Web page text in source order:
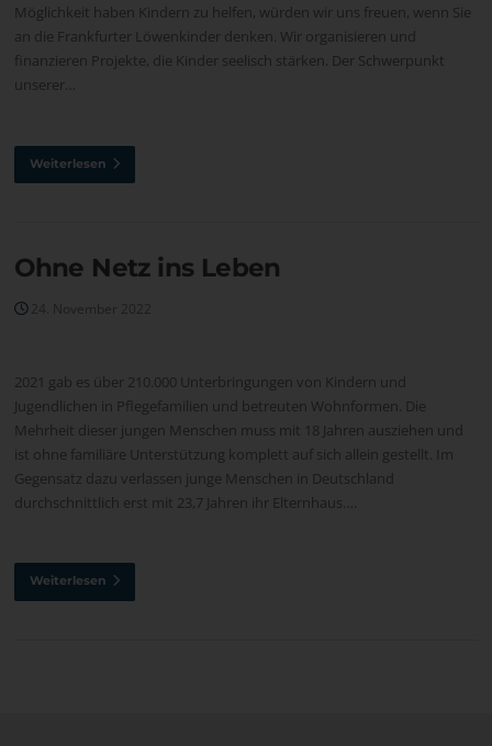
Möglichkeit haben Kindern zu helfen, würden wir uns freuen, wenn Sie
an die Frankfurter Löwenkinder denken. Wir organisieren und
finanzieren Projekte, die Kinder seelisch stärken. Der Schwerpunkt
unserer…
Weiterlesen
Ohne Netz ins Leben
24. November 2022
2021 gab es über 210.000 Unterbringungen von Kindern und
Jugendlichen in Pflegefamilien und betreuten Wohnformen. Die
Mehrheit dieser jungen Menschen muss mit 18 Jahren ausziehen und
ist ohne familiäre Unterstützung komplett auf sich allein gestellt. Im
Gegensatz dazu verlassen junge Menschen in Deutschland
durchschnittlich erst mit 23,7 Jahren ihr Elternhaus….
Weiterlesen